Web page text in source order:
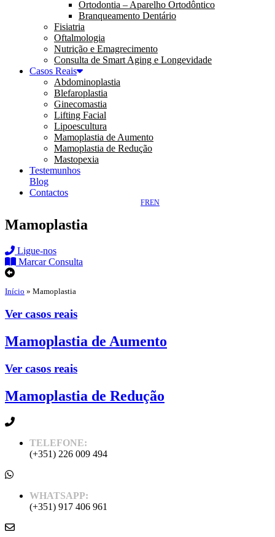
Ortodontia – Aparelho Ortodôntico
Branqueamento Dentário
Fisiatria
Oftalmologia
Nutrição e Emagrecimento
Consulta de Smart Aging e Longevidade
Casos Reais
Abdominoplastia
Blefaroplastia
Ginecomastia
Lifting Facial
Lipoescultura
Mamoplastia de Aumento
Mamoplastia de Redução
Mastopexia
Testemunhos
Blog
Contactos
EN
FR
Mamoplastia
Ligue-nos
Marcar Consulta
Início » Mamoplastia
Ver casos reais
Mamoplastia de Aumento
Ver casos reais
Mamoplastia de Redução
TELEFONE:
(+351) 226 009 494
WHATSAPP:
(+351) 917 406 961